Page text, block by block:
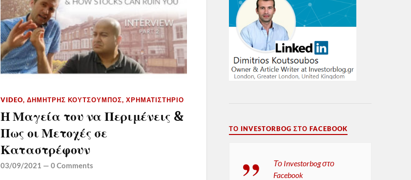
VIDEO, ΔΗΜΉΤΡΗΣ ΚΟΥΤΣΟΥΜΠΌΣ, ΧΡΗΜΑΤΙΣΤΉΡΙΟ
Η Μαγεία του να Περιμένεις &
Πως οι Μετοχές σε
Καταστρέφουν
03/09/2021 — 0 Comments
ΤΟ INVESTORBOG ΣΤΟ FACEBOOK
Το Investorbog στο
Facebook